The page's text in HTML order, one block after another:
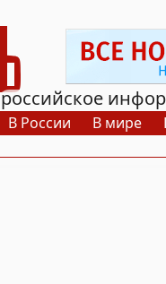
российское
В России В мире